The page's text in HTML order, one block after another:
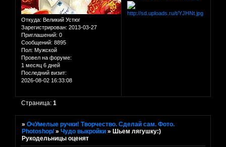
Откуда: Великий Устюг
Зарегистрирован: 2013-03-27
Приглашений: 0
Сообщений: 8895
Пол: Мужской
Провел на форуме:
1 месяц 6 дней
Последний визит:
2026-08-02 16:33:08
Страница:1
»ОчУмелые ручки! Творчество. Сделай сам. Фото.
Photoshop/ »Чудо выкройки »Шьем лягушку:)
Рукодельницы оценят